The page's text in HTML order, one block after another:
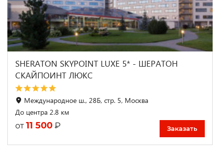
SHERATON SKYPOINT LUXE 5* - ШЕРАТОН
СКАЙПОИНТ ЛЮКС
Международное ш., 28Б, стр. 5, Москва
До центра 2.8 км
от 11 500 ₽ Заказать